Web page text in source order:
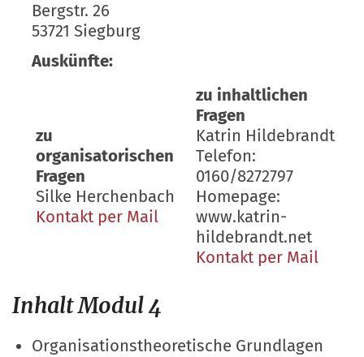
Bergstr. 26
53721 Siegburg
Auskünfte:
zu
organisatorischen
Fragen
Silke Herchenbach
Kontakt per Mail
zu inhaltlichen
Fragen
Katrin Hildebrandt
Telefon:
0160/8272797
Homepage:
www.katrin-
hildebrandt.net
Kontakt per Mail
Inhalt Modul 4
Organisationstheoretische Grundlagen